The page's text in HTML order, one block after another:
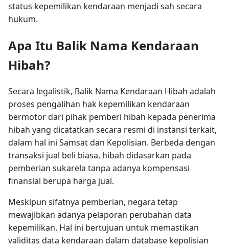
status kepemilikan kendaraan menjadi sah secara
hukum.
Apa Itu Balik Nama Kendaraan
Hibah?
Secara legalistik, Balik Nama Kendaraan Hibah adalah
proses pengalihan hak kepemilikan kendaraan
bermotor dari pihak pemberi hibah kepada penerima
hibah yang dicatatkan secara resmi di instansi terkait,
dalam hal ini Samsat dan Kepolisian. Berbeda dengan
transaksi jual beli biasa, hibah didasarkan pada
pemberian sukarela tanpa adanya kompensasi
finansial berupa harga jual.
Meskipun sifatnya pemberian, negara tetap
mewajibkan adanya pelaporan perubahan data
kepemilikan. Hal ini bertujuan untuk memastikan
validitas data kendaraan dalam database kepolisian